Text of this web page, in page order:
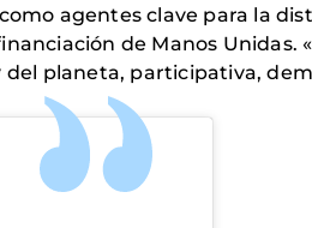
agentes clave para la
de Manos Unidas.
del planeta, participativa,